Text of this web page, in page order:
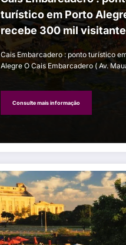
turístico em Porto
recebe 300 mil
mês
Cais Embarcadero : ponto turístico
Alegre O Cais Embarcadero ( Av.
Consulte mais informação